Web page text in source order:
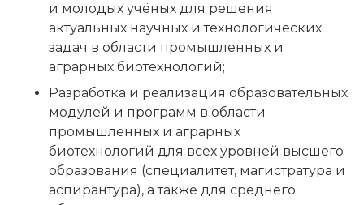
и молодых учёных для решения
актуальных научных и технологических
задач в области промышленных и
аграрных биотехнологий;
Разработка и реализация образовательных
модулей и программ в области
промышленных и аграрных
биотехнологий для всех уровней высшего
образования (специалитет, магистратура и
аспирантура), а также для среднего